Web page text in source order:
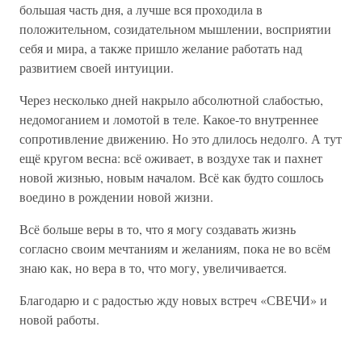
большая часть дня, а лучше вся проходила в
положительном, созидательном мышлении, восприятии
себя и мира, а также пришло желание работать над
развитием своей интуиции.
Через несколько дней накрыло абсолютной слабостью,
недомоганием и ломотой в теле. Какое-то внутреннее
сопротивление движению. Но это длилось недолго. А тут
ещё кругом весна: всё оживает, в воздухе так и пахнет
новой жизнью, новым началом. Всё как будто сошлось
воедино в рождении новой жизни.
Всё больше веры в то, что я могу создавать жизнь
согласно своим мечтаниям и желаниям, пока не во всём
знаю как, но вера в то, что могу, увеличивается.
Благодарю и с радостью жду новых встреч «СВЕЧИ» и
новой работы.